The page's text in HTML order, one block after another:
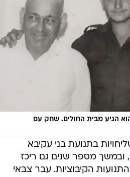
הגיע מבית החולים. שחק עם
בתנועת בני עקיבא
ובמשך מספר שנים גם ריכז
הקיבוציות. עבר צבאי